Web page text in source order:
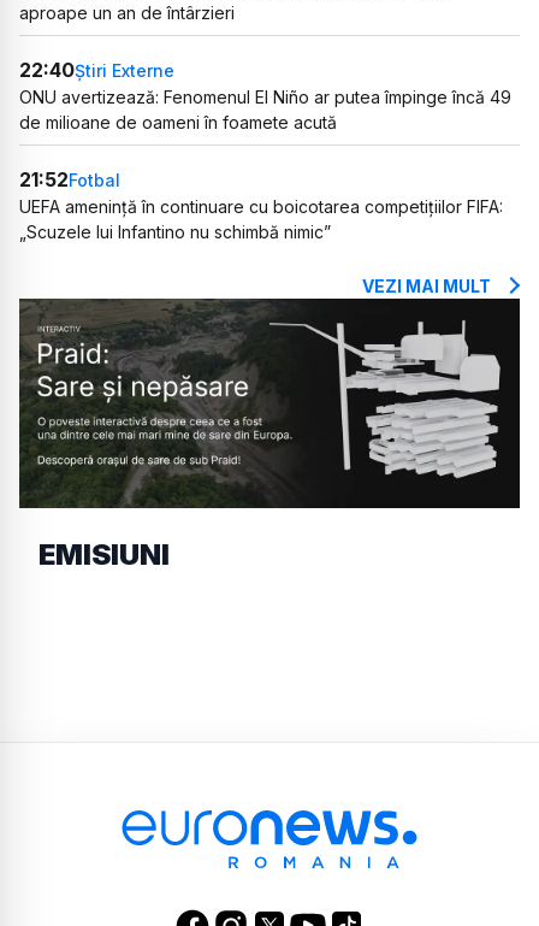
aproape un an de întârzieri
22:40Știri Externe
ONU avertizează: Fenomenul El Niño ar putea împinge încă 49
de milioane de oameni în foamete acută
21:52Fotbal
UEFA amenință în continuare cu boicotarea competițiilor FIFA:
„Scuzele lui Infantino nu schimbă nimic”
VEZI MAI MULT
EMISIUNI